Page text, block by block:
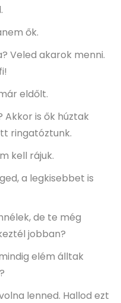
ők.
Veled akarok menni.
eldőlt.
Akkor is ők húztak
ringatóztunk.
kell rájuk.
a legkisebbet is
de te még
jobban?
elém álltak
lenned. Hallod ezt